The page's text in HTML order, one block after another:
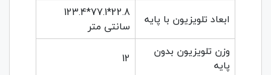
ابعاد تلویزیون با پایه
22.8*77.1*123.4
سانتی متر
وزن تلویزیون بدون
پایه
12